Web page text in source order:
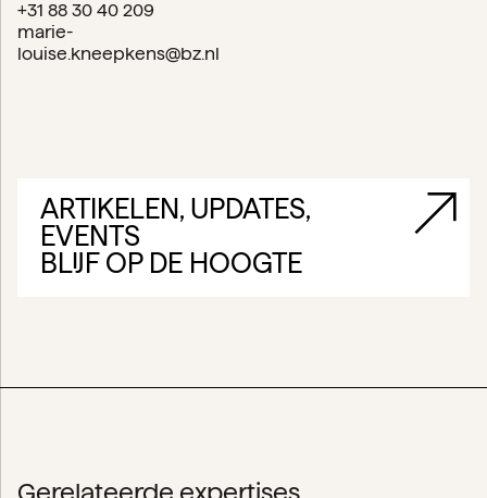
+31 88 30 40 209
marie-
louise.kneepkens@bz.nl
ARTIKELEN, UPDATES,
EVENTS
BLIJF OP DE HOOGTE
Gerelateerde expertises